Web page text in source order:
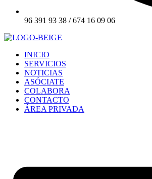
96 391 93 38 / 674 16 09 06
INICIO
SERVICIOS
NOTICIAS
ASÓCIATE
COLABORA
CONTACTO
ÁREA PRIVADA